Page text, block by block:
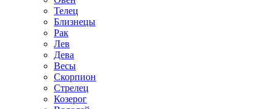
Телец
Близнецы
Рак
Лев
Дева
Весы
Скорпион
Стрелец
Козерог